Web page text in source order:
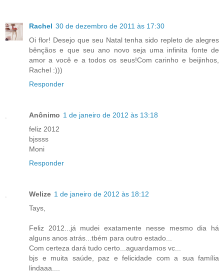
Rachel 30 de dezembro de 2011 às 17:30
Oi flor! Desejo que seu Natal tenha sido repleto de alegres
bênçãos e que seu ano novo seja uma infinita fonte de
amor a você e a todos os seus!Com carinho e beijinhos,
Rachel :)))
Responder
Anônimo 1 de janeiro de 2012 às 13:18
feliz 2012
bjssss
Moni
Responder
Welize 1 de janeiro de 2012 às 18:12
Tays,
Feliz 2012...já mudei exatamente nesse mesmo dia há
alguns anos atrás...tbém para outro estado...
Com certeza dará tudo certo...aguardamos vc...
bjs e muita saúde, paz e felicidade com a sua família
lindaaa....